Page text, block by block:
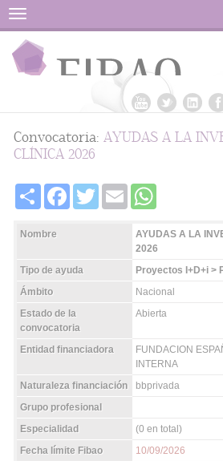
Menu
Convocatoria: AYUDAS A LA
CLÍNICA 2026
Share FacebookTwitter Email
Nombre
AYUDAS A LA
2026
Tipo de ayuda
Proyectos I+D+i >
Ámbito
Nacional
Estado de la
convocatoria
Abierta
Entidad financiadora
FUNDACION
INTERNA
Naturaleza financiación
bbprivada
Grupo profesional
Especialidad
(0 en total)
Fecha límite Fibao
10/09/2026